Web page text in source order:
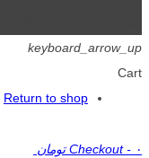
keyboard_arrow_up
Cart
Return to shop
Checkout - ۰ تومان